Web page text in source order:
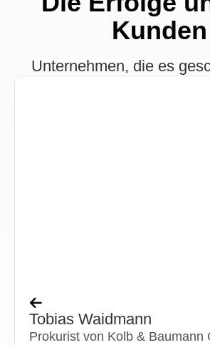
Kunden
Unternehmen, die es
Tobias Waidmann
Prokurist von Kolb & Baumann